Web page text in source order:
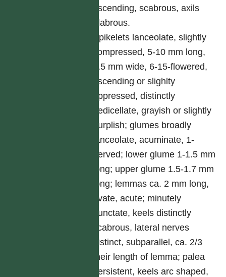
ascending, scabrous, axils
glabrous.
Spikelets lanceolate, slightly
compressed, 5-10 mm long,
2.5 mm wide, 6-15-flowered,
ascending or slighlty
appressed, distinctly
pedicellate, grayish or slightly
purplish; glumes broadly
lanceolate, acuminate, 1-
nerved; lower glume 1-1.5 mm
long; upper glume 1.5-1.7 mm
long; lemmas ca. 2 mm long,
ovate, acute; minutely
punctate, keels distinctly
scabrous, lateral nerves
distinct, subparallel, ca. 2/3
their length of lemma; palea
persistent, keels arc shaped,